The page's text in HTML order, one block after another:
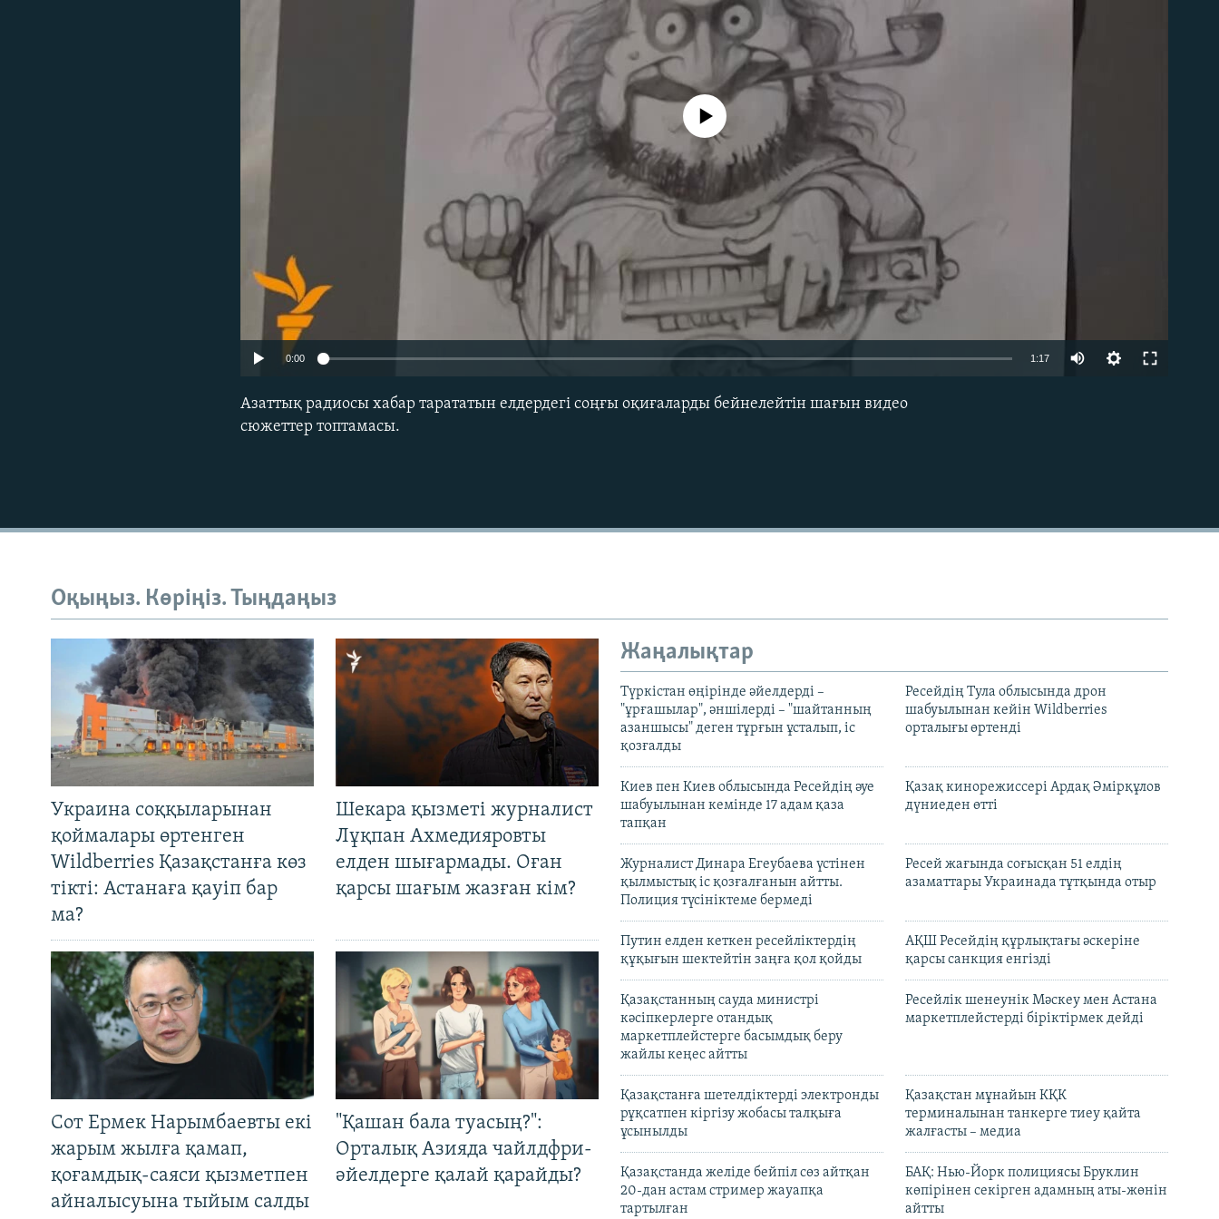
No media source currently available
0:00 1:17
Азаттық радиосы хабар тарататын елдердегі соңғы оқиғаларды бейнелейтін шағын видео
сюжеттер топтамасы.
Оқыңыз. Көріңіз. Тыңдаңыз
Украина соққыларынан
қоймалары өртенген
Wildberries Қазақстанға көз
тікті: Астанаға қауіп бар
ма?
Шекара қызметі журналист
Лұқпан Ахмедияровты
елден шығармады. Оған
қарсы шағым жазған кім?
Сот Ермек Нарымбаевты екі
жарым жылға қамап,
қоғамдық-саяси қызметпен
айналысуына тыйым салды
"Қашан бала туасың?":
Орталық Азияда чайлдфри-
әйелдерге қалай қарайды?
Жаңалықтар
Түркістан өңірінде әйелдерді –
"ұрғашылар", әншілерді – "шайтанның
азаншысы" деген тұрғын ұсталып, іс
қозғалды
Ресейдің Тула облысында дрон
шабуылынан кейін Wildberries
орталығы өртенді
Киев пен Киев облысында Ресейдің әуе
шабуылынан кемінде 17 адам қаза
тапқан
Қазақ кинорежиссері Ардақ Әмірқұлов
дүниеден өтті
Журналист Динара Егеубаева үстінен
қылмыстық іс қозғалғанын айтты.
Полиция түсініктеме бермеді
Ресей жағында соғысқан 51 елдің
азаматтары Украинада тұтқында отыр
Путин елден кеткен ресейліктердің
құқығын шектейтін заңға қол қойды
АҚШ Ресейдің құрлықтағы әскеріне
қарсы санкция енгізді
Қазақстанның сауда министрі
кәсіпкерлерге отандық
маркетплейстерге басымдық беру
жайлы кеңес айтты
Ресейлік шенеунік Мәскеу мен Астана
маркетплейстерді біріктірмек дейді
Қазақстанға шетелдіктерді электронды
рұқсатпен кіргізу жобасы талқыға
ұсынылды
Қазақстан мұнайын КҚК
терминалынан танкерге тиеу қайта
жалғасты – медиа
Қазақстанда желіде бейпіл сөз айтқан
20-дан астам стример жауапқа
тартылған
БАҚ: Нью-Йорк полициясы Бруклин
көпірінен секірген адамның аты-жөнін
айтты